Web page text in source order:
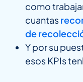
como
cuantas
de
Y por su
esos KPIs